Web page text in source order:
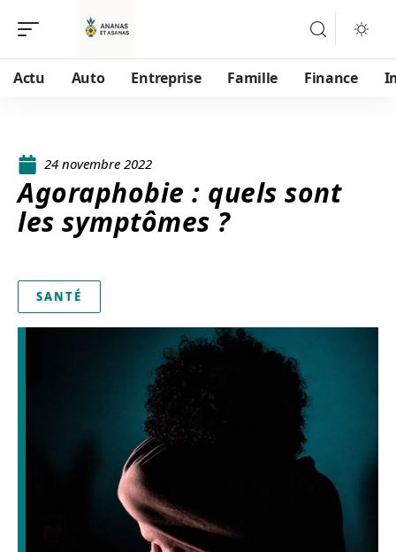
Actu Auto Entreprise Famille Finance
24 novembre 2022
Agoraphobie : quels sont
les symptômes ?
SANTÉ